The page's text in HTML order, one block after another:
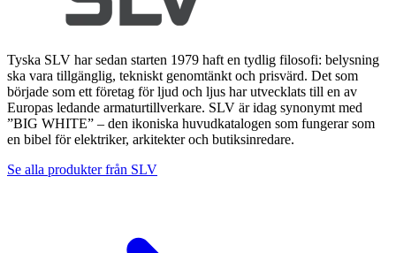
Tyska SLV har sedan starten 1979 haft en tydlig filosofi: belysning
ska vara tillgänglig, tekniskt genomtänkt och prisvärd. Det som
började som ett företag för ljud och ljus har utvecklats till en av
Europas ledande armaturtillverkare. SLV är idag synonymt med
”BIG WHITE” – den ikoniska huvudkatalogen som fungerar som
en bibel för elektriker, arkitekter och butiksinredare.
Se alla produkter från SLV